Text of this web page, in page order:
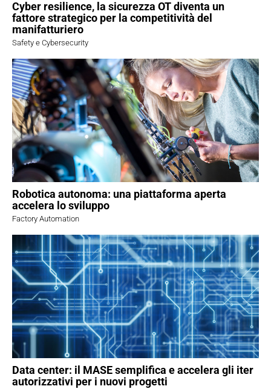
Cyber resilience, la sicurezza OT diventa un
fattore strategico per la competitività del
manifatturiero
Safety e Cybersecurity
Robotica autonoma: una piattaforma aperta
accelera lo sviluppo
Factory Automation
Data center: il MASE semplifica e accelera gli iter
autorizzativi per i nuovi progetti